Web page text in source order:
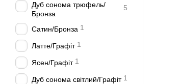
Дуб сонома трюфель/
Бронза
5
Сатин/Бронза 1
Латте/Графіт 1
Ясен/Графіт 1
Дуб сонома світлий/Графіт 1